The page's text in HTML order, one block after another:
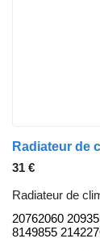
31 €
Radiateur de
20762060
8149855